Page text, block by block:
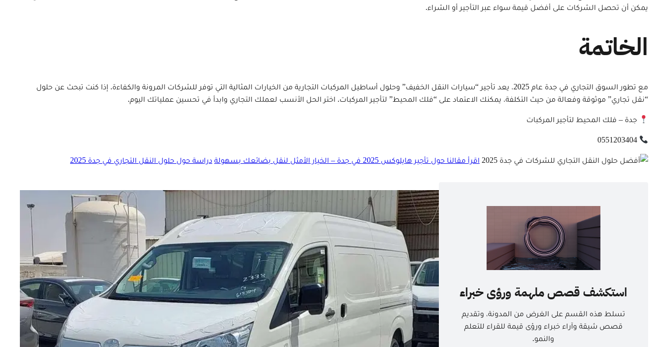
يمكن أن تحصل الشركات على أفضل قيمة سواء عبر التأجير أو الشراء.
الخاتمة
مع تطور السوق التجاري في جدة عام 2025، يعد تأجير “سيارات النقل الخفيف” وحلول أساطيل المركبات التجارية من الخيارات المثالية التي توفر للشركات المرونة والكفاءة. إذا كنت تبحث عن حلول
“نقل تجاري” موثوقة وفعالة من حيث التكلفة، يمكنك الاعتماد على “فلك المحيط” لتأجير المركبات. اختر الحل الأنسب لعملك التجاري وابدأ في تحسين عملياتك اليوم.
جدة – فلك المحيط لتأجير المركبات
0551203404
اقرأ مقالنا حول تأجير هايلوكس 2025 في جدة – الخيار الأمثل لنقل بضائعك بسهولة دراسة حول حلول النقل التجاري في جدة 2025
استكشف قصص ملهمة ورؤى خبراء
تسلط هذه القسم على الغرض من المدونة، وتقديم
قصص شيقة وآراء خبراء ورؤى قيمة للقراء للتعلم
والنمو.